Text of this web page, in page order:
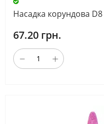
Насадка корундова
67.20 грн.